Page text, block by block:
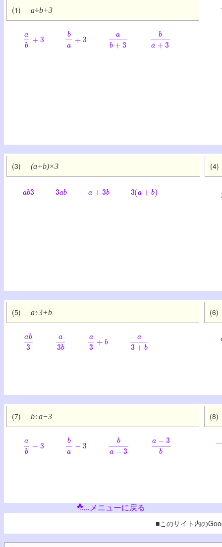
(1)
a÷b+3
ab ba + +
(3) (a+b)×3
b 3 3 b b 3( )
(4)
(5) a÷3+b
ab3 a3 a3 +
(6)
(7) b÷a−3
ab ba − a−3 b
(8)
...メニューに戻る
■このサイト内の